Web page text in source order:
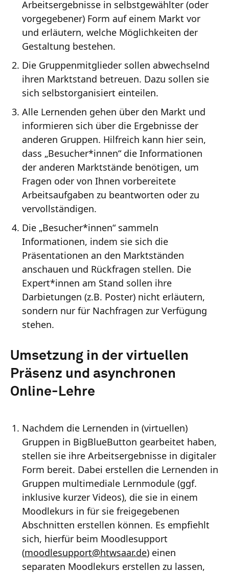
Arbeitsergebnisse in selbstgewählter (oder
vorgegebener) Form auf einem Markt vor
und erläutern, welche Möglichkeiten der
Gestaltung bestehen.
Die Gruppenmitglieder sollen abwechselnd
ihren Marktstand betreuen. Dazu sollen sie
sich selbstorganisiert einteilen.
Alle Lernenden gehen über den Markt und
informieren sich über die Ergebnisse der
anderen Gruppen. Hilfreich kann hier sein,
dass „Besucher*innen“ die Informationen
der anderen Marktstände benötigen, um
Fragen oder von Ihnen vorbereitete
Arbeitsaufgaben zu beantworten oder zu
vervollständigen.
Die „Besucher*innen“ sammeln
Informationen, indem sie sich die
Präsentationen an den Marktständen
anschauen und Rückfragen stellen. Die
Expert*innen am Stand sollen ihre
Darbietungen (z.B. Poster) nicht erläutern,
sondern nur für Nachfragen zur Verfügung
stehen.
Umsetzung in der virtuellen
Präsenz und asynchronen
Online-Lehre
Nachdem die Lernenden in (virtuellen)
Gruppen in BigBlueButton gearbeitet haben,
stellen sie ihre Arbeitsergebnisse in digitaler
Form bereit. Dabei erstellen die Lernenden in
Gruppen multimediale Lernmodule (ggf.
inklusive kurzer Videos), die sie in einem
Moodlekurs in für sie freigegebenen
Abschnitten erstellen können. Es empfiehlt
sich, hierfür beim Moodlesupport
(moodlesupport@htwsaar.de) einen
separaten Moodlekurs erstellen zu lassen,